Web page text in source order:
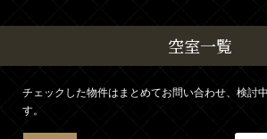
空室一覧
チェックした物件はまとめてお問い合わせ、検討
す。